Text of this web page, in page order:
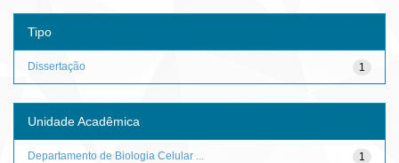
Tipo
1
Dissertação
Unidade Acadêmica
1
Departamento de Biologia Celular ...